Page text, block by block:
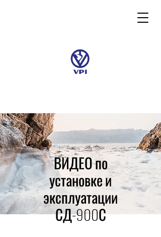
ВИДЕО по
установке и
эксплуатации
СД-900С